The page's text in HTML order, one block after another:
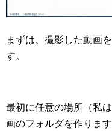
まずは、撮影した動画
す。
最初に任意の場所（私
画のフォルダを作ります